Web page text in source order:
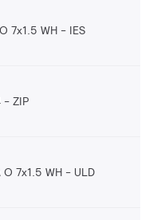
7x1.5 WH IES
ZIP
7x1.5 WH ULD